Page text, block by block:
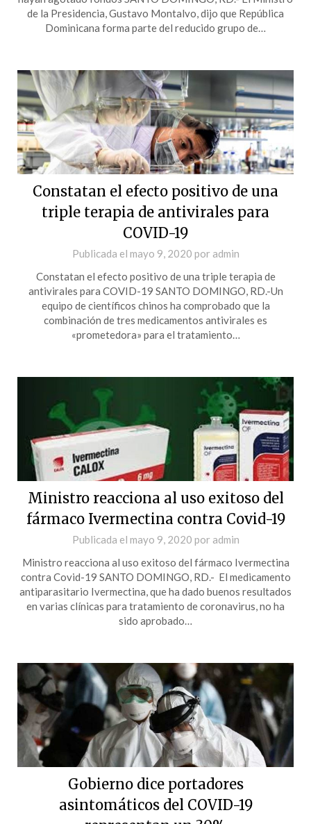
de la Presidencia, Gustavo Montalvo, dijo que República
Dominicana forma parte del reducido grupo de…
Constatan el efecto positivo de una
triple terapia de antivirales para
COVID-19
Publicada el mayo 9, 2020 por admin
Constatan el efecto positivo de una triple terapia de
antivirales para COVID-19 SANTO DOMINGO, RD.-Un
equipo de científicos chinos ha comprobado que la
combinación de tres medicamentos antivirales es
«prometedora» para el tratamiento…
Ministro reacciona al uso exitoso del
fármaco Ivermectina contra Covid-19
Publicada el mayo 9, 2020 por admin
Ministro reacciona al uso exitoso del fármaco Ivermectina
contra Covid-19 SANTO DOMINGO, RD.- El medicamento
antiparasitario Ivermectina, que ha dado buenos resultados
en varias clínicas para tratamiento de coronavirus, no ha
sido aprobado…
Gobierno dice portadores
asintomáticos del COVID-19